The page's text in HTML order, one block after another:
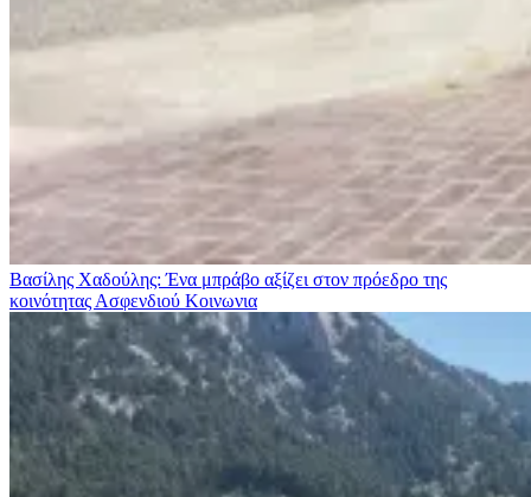
Βασίλης Χαδούλης: Ένα μπράβο αξίζει στον πρόεδρο της
κοινότητας Ασφενδιού Κοινωνια